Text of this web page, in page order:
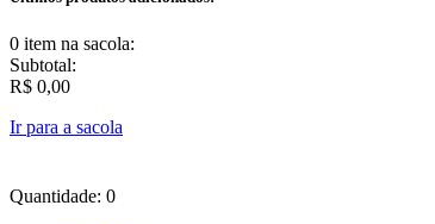
0 item na sacola:
Subtotal:
R$ 0,00
Ir para a sacola
Quantidade: 0